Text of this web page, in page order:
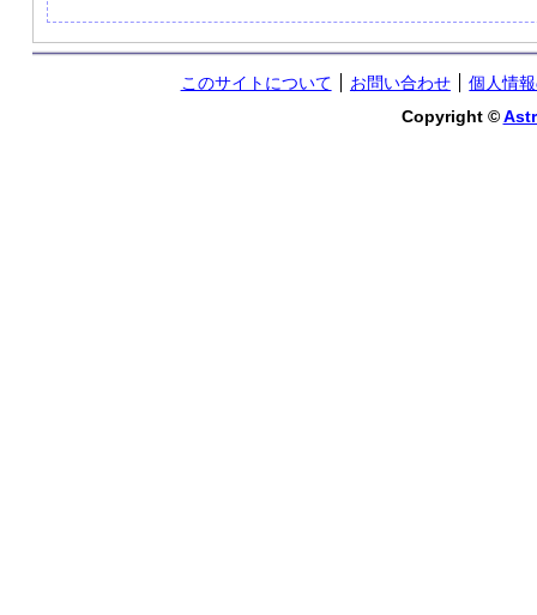
このサイトについて お問い合わせ
個人情
Copyright ©